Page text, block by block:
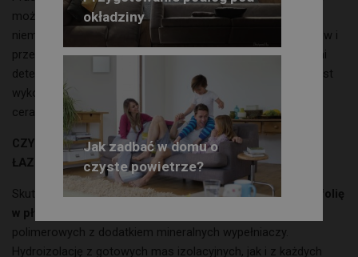
możliwość korekty ewentualnych błędów w zasadzie jest
niemożliwa. Kluczowym jest wybór odpowiednich materiałów i
przestrzeganie technologii wykonania. Ważnymi elementami
determinującymi trwałe i bezawaryjne użytkowanie płytek jest
wykonanie hydroizolacji oraz klejenie i spoinowanie płytek
ceramicznych.
CZYM I JAK WYKONAĆ PRAWIDŁOWĄ HYDROIZOLACJĘ
ŁAZIENKI?
Skutecznie i łatwo wykonamy hydroizolację stosując tzw. „
folię
w płynie”
polimerowych z dodatkiem mineralnych wypełniaczy.
Hydroizolację z gotowych mas izolacyjnych, jak i z każdych
okładziny
Jak zadbać w domu o
czyste powietrze?